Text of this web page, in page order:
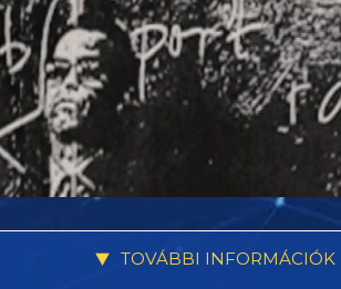
TOVÁBBI INFORMÁCIÓK